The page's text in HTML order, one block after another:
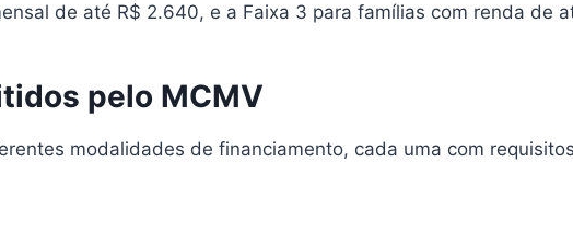
de até R$ 2.640, e a Faixa 3 para famílias com renda de
pelo MCMV
modalidades de financiamento, cada uma com